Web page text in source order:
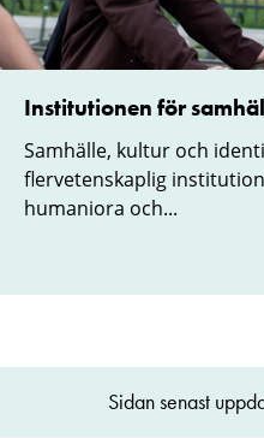
Institutionen för
Samhälle, kultur och
flervetenskaplig
humaniora och...
Sidan senast